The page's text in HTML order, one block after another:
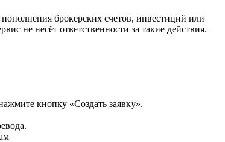
брокерских счетов, инвестиций или
не несёт ответственности за такие действия.
кнопку «Создать заявку».